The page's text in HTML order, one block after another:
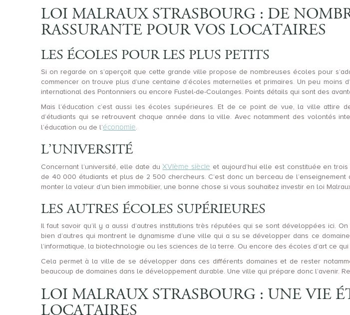
LOI MALRAUX STRASBOURG : DE
RASSURANTE POUR VOS LOCATAIRES
LES ÉCOLES POUR LES PLUS PETITS
Si on regarde on s’aperçoit que cette grande ville propose de nombreuses écoles pour
commencer on trouve plus d’une centaine d’écoles maternelles et primaires. Un peu
international des Pontonniers ou encore Fustel-de-Coulanges. Points détails qui sont des
Mais l’éducation c’est aussi les écoles supérieures. Et de ce point de vue, la ville attire
d’étudiants qui se retrouvent chaque année dans la ville. Avec notamment des volontés
l’éducation ou de l’économie.
L’UNIVERSITÉ
Concernant l’université, elle date duXVIème siècle et aujourd’hui elle est constituée en
de 40 000 étudiants et plus de 2 500 chercheurs. C’est donc un berceau de
monter la valeur d’un bien immobilier, une bonne chose si vous souhaitez investir en loi
LES AUTRES ÉCOLES SUPÉRIEURES
Il faut savoir qu’il y a aussi d’autres institutions très réputées qui se sont développées ici.
bien d’autres qui montrent le dynamisme d’une ville qui a su se développer dans ce
l’informatique, la biotechnologie ou les sciences de la terre. Ou encore des écoles d’art ce
Cela permet à la ville de se développer dans ces différents domaines et de rester
beaucoup de domaines dans le développement durable. Une ville qui prépare donc l’avenir.
LOI MALRAUX STRASBOURG : UNE VIE
LOCATAIRES